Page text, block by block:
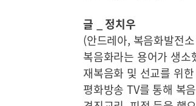
글 _ 정치우
(안드레아, 복음화발전
복음화라는 용어가 생
재복음화 및 선교를 위
평화방송 TV를 통해 복